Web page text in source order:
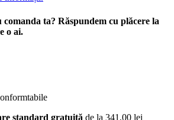
ta? Răspundem cu plăcere la
o ai.
standard gratuită de la 341,00 lei